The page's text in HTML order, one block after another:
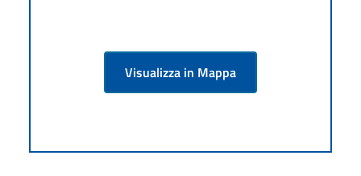
Visualizza in Mappa